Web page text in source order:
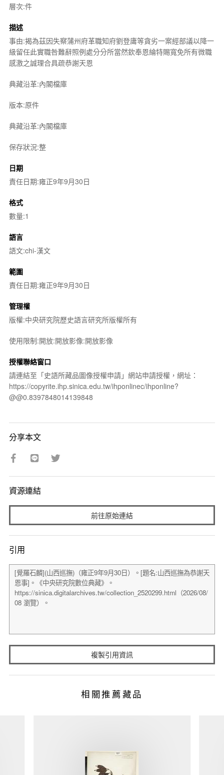
層次:件
描述
事由:揭為茲因失察蒲州府革職知府劉登庸等貪劣一案經部議以降一
級留任此實職咎難辭照例處分分所當然欽奉恩綸特賜寬免所有微職
感激之誠理合具疏恭謝天恩
典藏沿革:內閣檔庫
版本:原件
典藏沿革:內閣檔庫
保存狀況:整
日期
責任日期:雍正9年9月30日
格式
數量:1
語言
語文:chi-漢文
範圍
責任日期:雍正9年9月30日
管理權
版權:中央研究院歷史語言研究所版權所有
使用限制:開放:開放影像:開放影像
授權聯絡窗口
請連結至「史語所藏品圖像授權申請」網站申請授權，網址：
https://copyrite.ihp.sinica.edu.tw/ihponlinec/ihponline?
@@0.8397848014139848
分享本文
資源連結
前往原始連結
引用
複製引用資訊
相關推薦藏品